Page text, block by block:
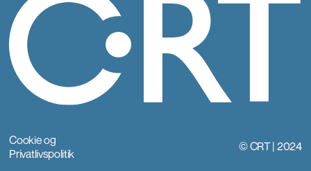
Cookie og
Privatlivspolitik
© CRT | 2024